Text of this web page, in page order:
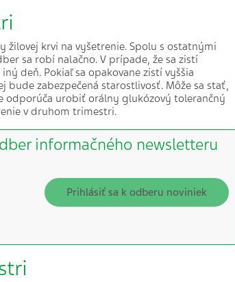
krvi na vyšetrenie. Spolu s ostatnými
sa robí nalačno. V prípade, že sa zistí
deň. Pokiaľ sa opakovane zistí vyššia
zabezpečená starostlivosť. Môže sa stať,
odporúča urobiť orálny glukózový tolerančný
v druhom trimestri.
informačného newsletteru
Prihlásiť sa k odberu noviniek